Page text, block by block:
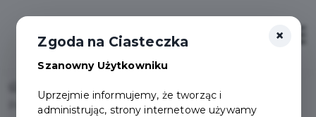
Poznaliśmy najzdolniejszych uczniów oraz laureatów
×
Zgoda na Ciasteczka
Szanowny Użytkowniku
Uprzejmie informujemy, że tworząc i
administrując, strony internetowe używamy